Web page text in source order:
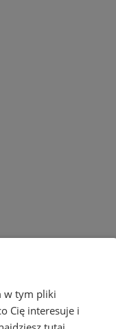
w tym pliki
Cię interesuje i